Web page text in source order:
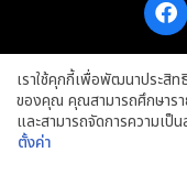
a
c
e
b
o
o
เราใช้คุกกี้เพื่อพัฒนาประสิท
ของคุณ คุณสามารถศึกษารา
และสามารถจัดการความเป็
ตั้งค่า